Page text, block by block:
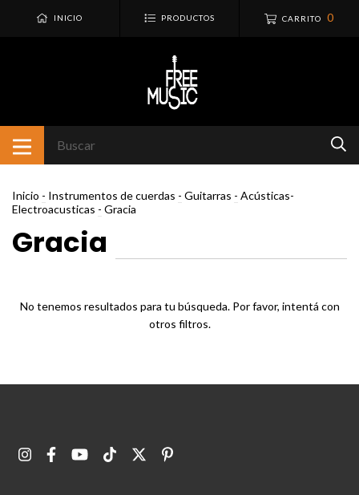
INICIO PRODUCTOS CARRITO 0
Inicio - Instrumentos de cuerdas - Guitarras - Acústicas-
Electroacusticas - Gracia
Gracia
No tenemos resultados para tu búsqueda. Por favor, intentá con
otros filtros.